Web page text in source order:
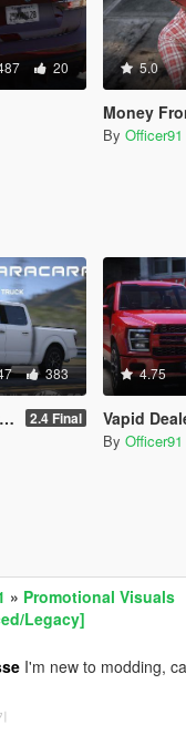
20 5.0
Money
By Officer91
383
2.4 Final
4.75
Vapid
By Officer91
» Promotional Visuals
Legacy]
I'm new to modding,